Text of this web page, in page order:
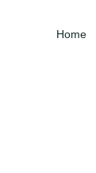
Home